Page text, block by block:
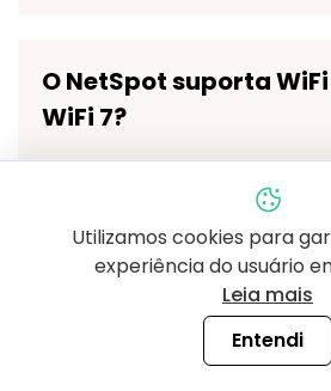
O NetSpot suporta WiFi
WiFi 7?
Utilizamos cookies para
experiência do usuário
Leia mais
Entendi